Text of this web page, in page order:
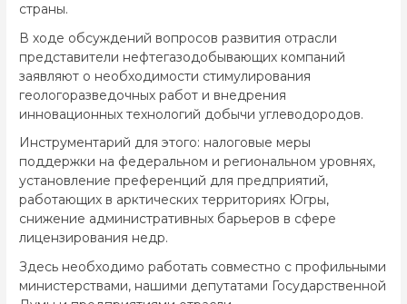
страны.
В ходе обсуждений вопросов развития отрасли
представители нефтегазодобывающих компаний
заявляют о необходимости стимулирования
геологоразведочных работ и внедрения
инновационных технологий добычи углеводородов.
Инструментарий для этого: налоговые меры
поддержки на федеральном и региональном уровнях,
установление преференций для предприятий,
работающих в арктических территориях Югры,
снижение административных барьеров в сфере
лицензирования недр.
Здесь необходимо работать совместно с профильными
министерствами, нашими депутатами Государственной